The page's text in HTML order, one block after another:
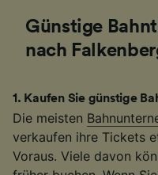
Günstige
nach
1 . Kaufen Sie günstige
Die meisten
verkaufen ihre Tickets
Voraus. Viele davon